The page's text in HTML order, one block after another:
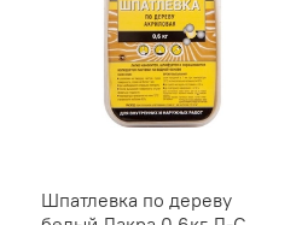
Шпатлевка по дереву